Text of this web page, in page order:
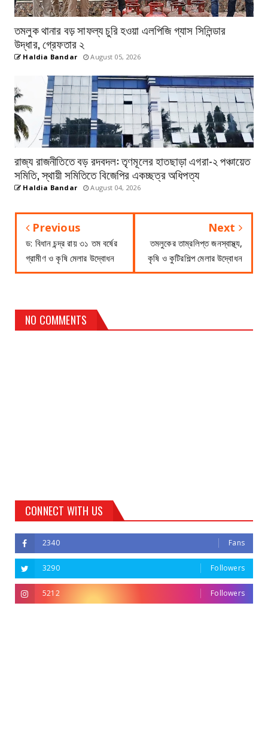
তমলুক থানার বড় সাফল্য চুরি হওয়া এলপিজি গ্যাস সিলিন্ডার
উদ্ধার, গ্রেফতার ২
Haldia Bandar August 05, 2026
রাজ্য রাজনীতিতে বড় রদবদল: তৃণমূলের হাতছাড়া এগরা-২ পঞ্চায়েত
সমিতি, স্থায়ী সমিতিতে বিজেপির একচ্ছত্র অধিপত্য
Haldia Bandar August 04, 2026
Previous
ড: বিধান চন্দ্র রায় ৩১ তম বর্ষের
গ্রামীণ ও কৃষি মেলার উদ্বোধন
Next
তমলুকের তাম্রলিপ্ত জনস্বাস্থ্য,
কৃষি ও কুটিরশিল্প মেলার উদ্বোধন
NO COMMENTS
CONNECT WITH US
2340 Fans
3290 Followers
5212 Followers